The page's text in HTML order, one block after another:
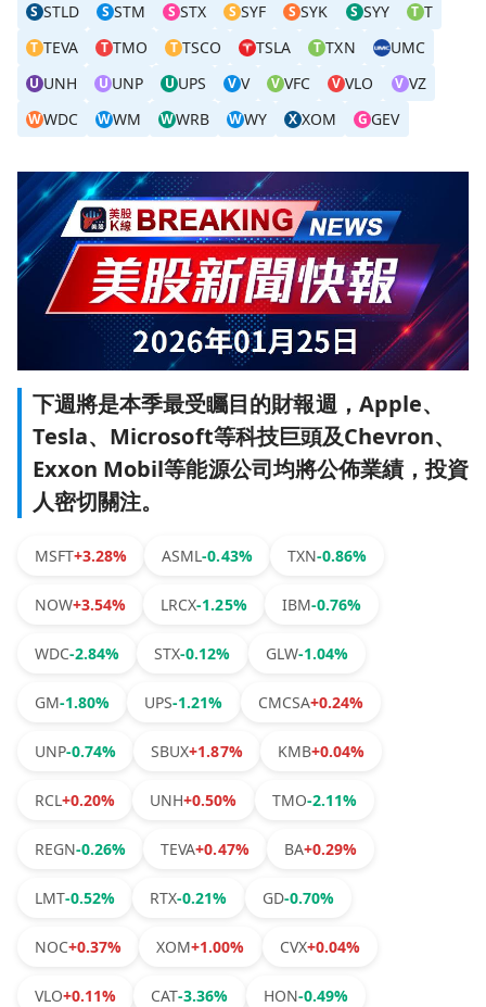
S STLD S STM S STX S SYF S SYK S SYY T T
T TEVA T TMO T TSCO TSLA T TXN UMC
U UNH U UNP U UPS V V V VFC V VLO V VZ
WWDC WWM WWRB WWY X XOM G GEV
下週將是本季最受矚目的財報週，Apple、
Tesla、Microsoft等科技巨頭及Chevron、
Exxon Mobil等能源公司均將公佈業績，投資
人密切關注。
MSFT+3.28% ASML-0.43% TXN-0.86%
NOW+3.54% LRCX-1.25% IBM-0.76%
WDC-2.84% STX-0.12% GLW-1.04%
GM-1.80% UPS-1.21% CMCSA+0.24%
UNP-0.74% SBUX+1.87% KMB+0.04%
RCL+0.20% UNH+0.50% TMO-2.11%
REGN-0.26% TEVA+0.47% BA+0.29%
LMT-0.52% RTX-0.21% GD-0.70%
NOC+0.37% XOM+1.00% CVX+0.04%
VLO+0.11% CAT-3.36% HON-0.49%